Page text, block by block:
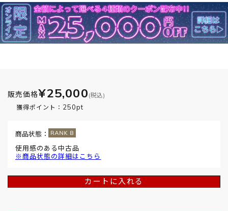
販売価格¥25,000 (税込)
獲得ポイント： 250pt
商品状態：
使用感のある中古品
※商品状態の詳細はこちら
カートに入れる